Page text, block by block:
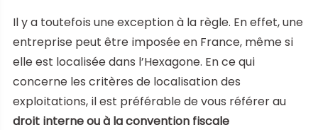
Il y a toutefois une exception à la règle. En effet, une
entreprise peut être imposée en France, même si
elle est localisée dans l’Hexagone. En ce qui
concerne les critères de localisation des
exploitations, il est préférable de vous référer au
droit interne ou à la convention fiscale